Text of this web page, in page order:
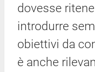
dovesse
introdurre
obiettivi da
è anche